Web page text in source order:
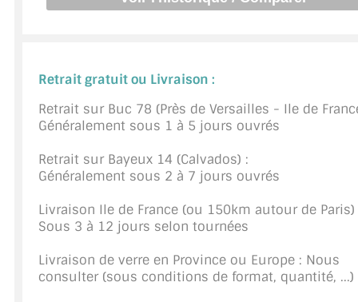
FIXATION GARDES CORPS
SYSTÈMES COULISSANTS
LE CATALOGUE ACCESSOIRES (STROMBINOSCOPE)
EXEMPLES, RÉALISATIONS, INSPIRATIONS
NUANCIER RAL
COMMENT COUPER DU VERRE ?
Retrait gratuit ou Livraison :
Retrait sur Buc 78 (Près de Versailles - Ile de
Généralement sous 1 à 5 jours ouvrés
Retrait sur Bayeux 14 (Calvados) :
Généralement sous 2 à 7 jours ouvrés
Livraison Ile de France (ou 150km autour de Paris)
Sous 3 à 12 jours selon tournées
Livraison de verre en Province ou Europe : Nous
consulter (sous conditions de format, quantité, ...)